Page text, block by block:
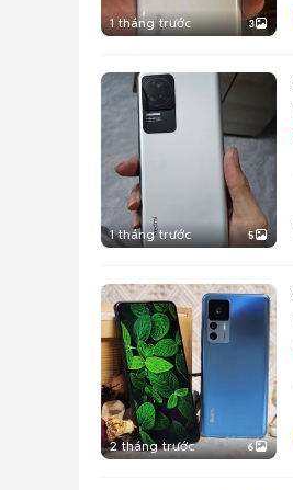
1 tháng trước 3
1 tháng trước 5
2 tháng trước 6